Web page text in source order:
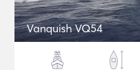
Vanquish VQ54